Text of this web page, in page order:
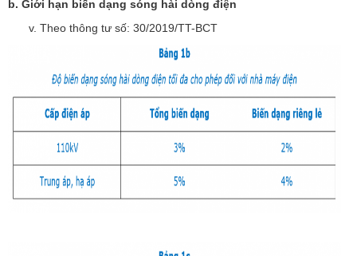
b. Giới hạn biến dạng sóng hài dòng điện
Theo thông tư số: 30/2019/TT-BCT